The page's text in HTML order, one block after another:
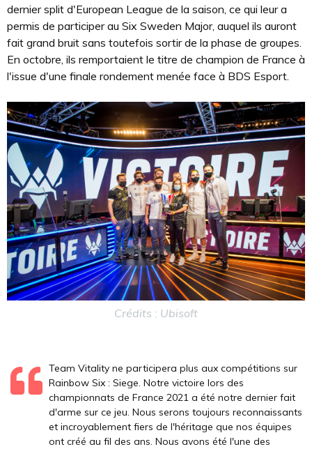
dernier split d'European League de la saison, ce qui leur a
permis de participer au Six Sweden Major, auquel ils auront
fait grand bruit sans toutefois sortir de la phase de groupes.
En octobre, ils remportaient le titre de champion de France à
l'issue d'une finale rondement menée face à BDS Esport.
Crédits : Ubisoft
Team Vitality ne participera plus aux compétitions sur
Rainbow Six : Siege. Notre victoire lors des
championnats de France 2021 a été notre dernier fait
d'arme sur ce jeu. Nous serons toujours reconnaissants
et incroyablement fiers de l'héritage que nos équipes
ont créé au fil des ans. Nous avons été l'une des